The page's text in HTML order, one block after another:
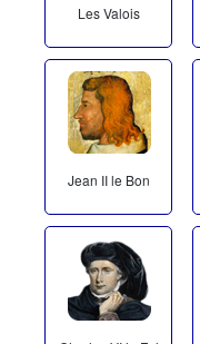
Les Valois
Jean II le Bon